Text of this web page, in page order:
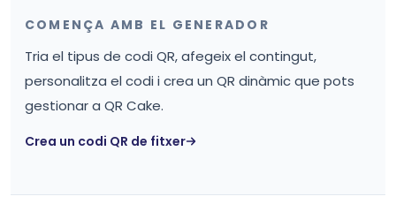
COMENÇA AMB EL GENERADOR
Tria el tipus de codi QR, afegeix el contingut,
personalitza el codi i crea un QR dinàmic que pots
gestionar a QR Cake.
Crea un codi QR de fitxer